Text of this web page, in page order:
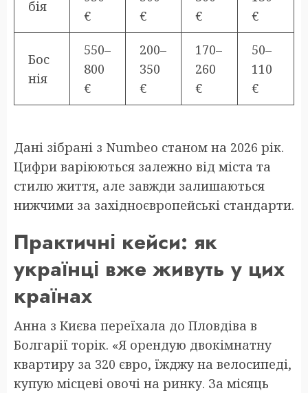
бія
€
€
€
€
Бос
нія
550–
800
€
200–
350
€
170–
260
€
50–
110
€
Дані зібрані з Numbeo станом на 2026 рік.
Цифри варіюються залежно від міста та
стилю життя, але завжди залишаються
нижчими за західноєвропейські стандарти.
Практичні кейси: як
українці вже живуть у цих
країнах
Анна з Києва переїхала до Пловдіва в
Болгарії торік. «Я орендую двокімнатну
квартиру за 320 євро, їжджу на велосипеді,
купую місцеві овочі на ринку. За місяць